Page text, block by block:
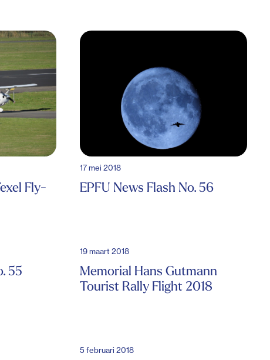
Fly-
17 mei 2018
EPFU News Flash No. 56
55
19 maart 2018
Memorial Hans Gutmann
Tourist Rally Flight 2018
5 februari 2018